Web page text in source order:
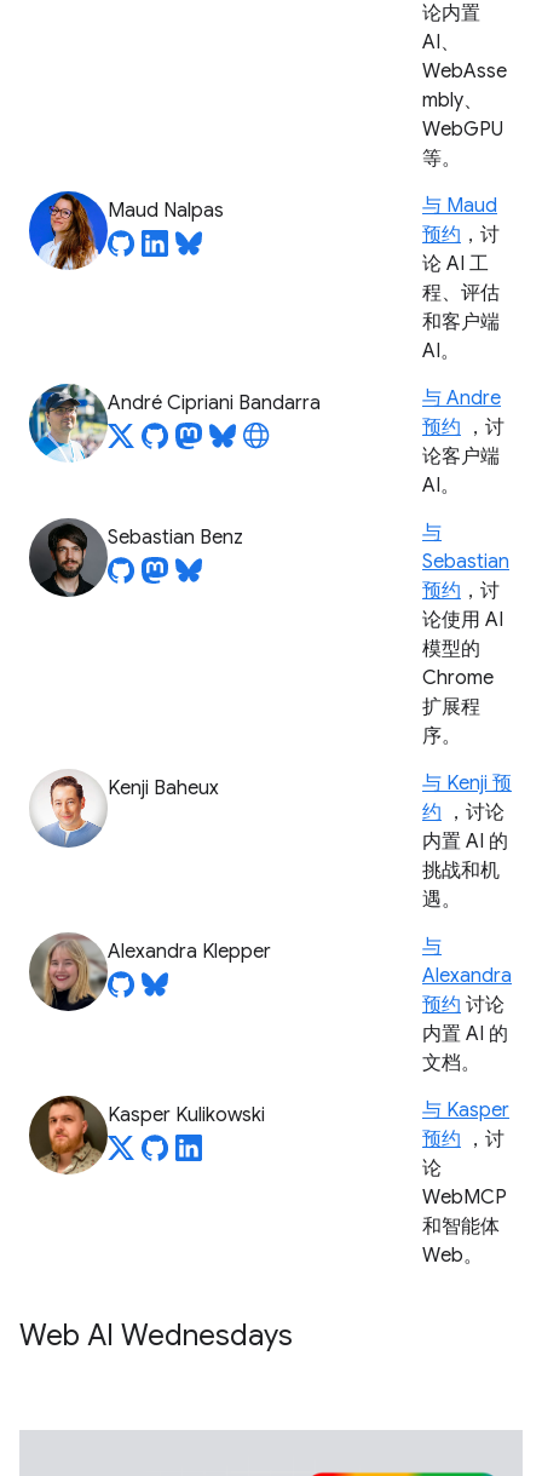
论内置
AI、
WebAsse
mbly、
WebGPU
等。
Maud Nalpas
与 Maud
预约 ，讨
论 AI 工
程、评估
和客户端
AI。
André Cipriani Bandarra
与 Andre
预约 ，讨
论客户端
AI。
Sebastian Benz
与
Sebastian
预约 ，讨
论使用 AI
模型的
Chrome
扩展程
序。
Kenji Baheux
与 Kenji 预
约 ，讨论
内置 AI 的
挑战和机
遇。
Alexandra Klepper
与
Alexandra
预约 讨论
内置 AI 的
文档。
Kasper Kulikowski
与 Kasper
预约 ，讨
论
WebMCP
和智能体
Web。
Web AI Wednesdays